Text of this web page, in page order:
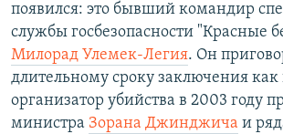
появился: это бывший командир
службы госбезопасности "Красные
Милорад Улемек-Легия. Он
длительному сроку заключения
организатор убийства в 2003 году
министра Зорана Джинджича и